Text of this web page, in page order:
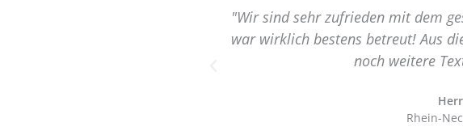
"Wir sind sehr zufrieden mit dem gesamten Ablauf der Bestellung, alles
war wirklich bestens betreut! Aus diesem Grund würden wir gerne auch